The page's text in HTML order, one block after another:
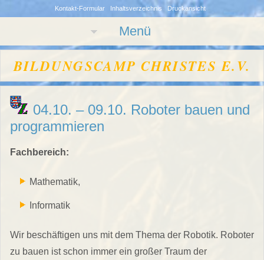
Kontakt-Formular Inhaltsverzeichnis Druckansicht
Menü
BILDUNGSCAMP CHRISTES E.V.
04.10. – 09.10. Roboter bauen und
programmieren
Fachbereich:
Mathematik,
Informatik
Wir beschäftigen uns mit dem Thema der Robotik. Roboter
zu bauen ist schon immer ein großer Traum der